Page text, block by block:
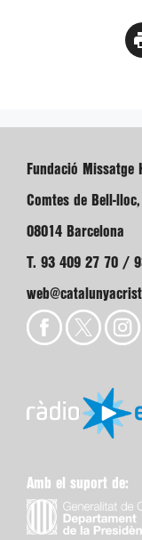
Fundació Missatge
Comtes de Bell-
08014 Barcelona
T. 93 409 27 70 /
Amb el suport de: